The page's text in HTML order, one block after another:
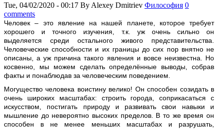
Tue, 04/02/2020 - 00:17 By Alexey Dmitriev Философия 0
comments
Человек – это явление на нашей планете, которое требует
хорошего и точного изучения, т.к. уж очень сильно он
выделяется среди остального живого представительства.
Человеческие способности и их границы до сих пор внятно не
описаны, а уж причина такого явления и вовсе неизвестна. Но
косвенно, мы можем сделать определённые выводы, собрав
факты и понаблюдав за человеческим поведением.
Могущество человека воистину велико! Он способен созидать в
очень широких масштабах: строить города, соприкасаться с
искусством, постигать природу и развивать свои навыки и
мышление до невероятно высоких пределов. В то же время он
способен в не менее меньших масштабах и разрушать,